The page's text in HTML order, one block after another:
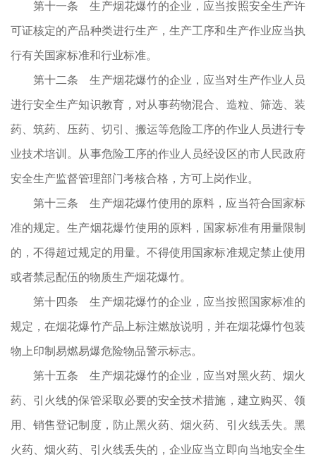
第十一条 生产烟花爆竹的企业，应当按照安全生产许
可证核定的产品种类进行生产，生产工序和生产作业应当执
行有关国家标准和行业标准。
第十二条 生产烟花爆竹的企业，应当对生产作业人员
进行安全生产知识教育，对从事药物混合、造粒、筛选、装
药、筑药、压药、切引、搬运等危险工序的作业人员进行专
业技术培训。从事危险工序的作业人员经设区的市人民政府
安全生产监督管理部门考核合格，方可上岗作业。
第十三条 生产烟花爆竹使用的原料，应当符合国家标
准的规定。生产烟花爆竹使用的原料，国家标准有用量限制
的，不得超过规定的用量。不得使用国家标准规定禁止使用
或者禁忌配伍的物质生产烟花爆竹。
第十四条 生产烟花爆竹的企业，应当按照国家标准的
规定，在烟花爆竹产品上标注燃放说明，并在烟花爆竹包装
物上印制易燃易爆危险物品警示标志。
第十五条 生产烟花爆竹的企业，应当对黑火药、烟火
药、引火线的保管采取必要的安全技术措施，建立购买、领
用、销售登记制度，防止黑火药、烟火药、引火线丢失。黑
火药、烟火药、引火线丢失的，企业应当立即向当地安全生